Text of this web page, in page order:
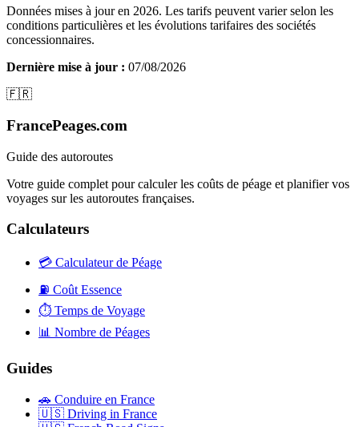
Données mises à jour en 2026. Les tarifs peuvent varier selon les
conditions particulières et les évolutions tarifaires des sociétés
concessionnaires.
Dernière mise à jour : 07/08/2026
🇫🇷
FrancePeages.com
Guide des autoroutes
Votre guide complet pour calculer les coûts de péage et planifier vos
voyages sur les autoroutes françaises.
Calculateurs
💳 Calculateur de Péage
⛽ Coût Essence
⏱️ Temps de Voyage
📊 Nombre de Péages
Guides
🚗 Conduire en France
🇺🇸 Driving in France